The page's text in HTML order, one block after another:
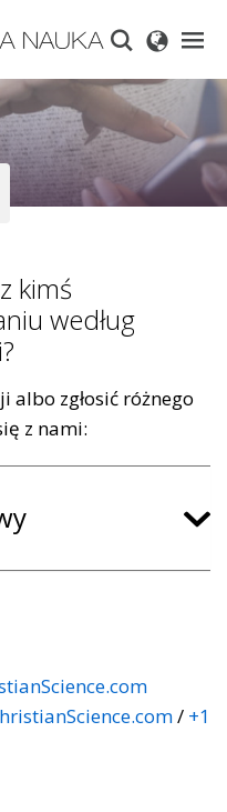
kimś
według
albo zgłosić różnego
z nami:
/ +1